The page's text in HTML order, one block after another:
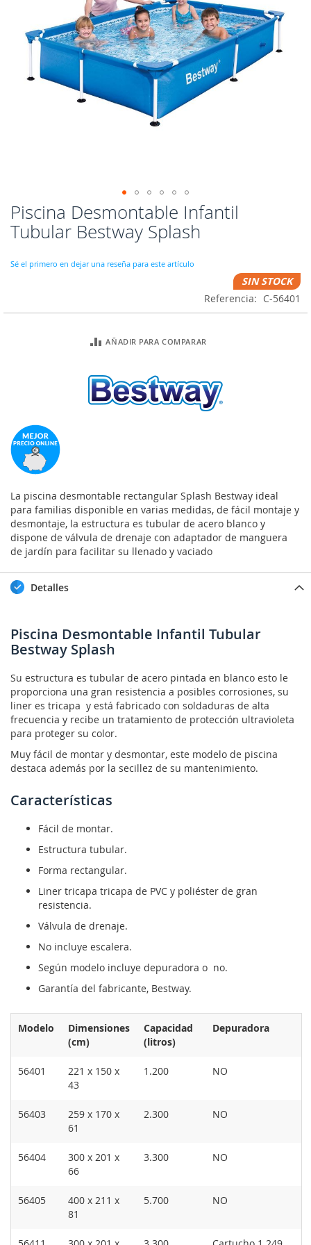
Piscina Desmontable Infantil
Tubular Bestway Splash
Sé el primero en dejar una reseña para este artículo
SIN STOCK
Referencia
C-56401
AÑADIR PARA COMPARAR
La piscina desmontable rectangular Splash Bestway ideal
para familias disponible en varias medidas, de fácil montaje y
desmontaje, la estructura es tubular de acero blanco y
dispone de válvula de drenaje con adaptador de manguera
de jardín para facilitar su llenado y vaciado
Saltar
al
comienzo
la
Detalles
Piscina Desmontable Infantil Tubular
Bestway Splash
Su estructura es tubular de acero pintada en blanco esto le
proporciona una gran resistencia a posibles corrosiones, su
liner es tricapa y está fabricado con soldaduras de alta
frecuencia y recibe un tratamiento de protección ultravioleta
para proteger su color.
Muy fácil de montar y desmontar, este modelo de piscina
destaca además por la secillez de su mantenimiento.
Características
Fácil de montar.
Estructura tubular.
Forma rectangular.
Liner tricapa tricapa de PVC y poliéster de gran
resistencia.
Válvula de drenaje.
No incluye escalera.
Según modelo incluye depuradora o no.
Garantía del fabricante, Bestway.
Modelo
Dimensiones
(cm)
Capacidad
(litros)
Depuradora
56401
221 x 150 x
43
1.200 NO
56403
259 x 170 x
61
2.300 NO
56404
300 x 201 x
66
3.300 NO
56405
400 x 211 x
81
5.700 NO